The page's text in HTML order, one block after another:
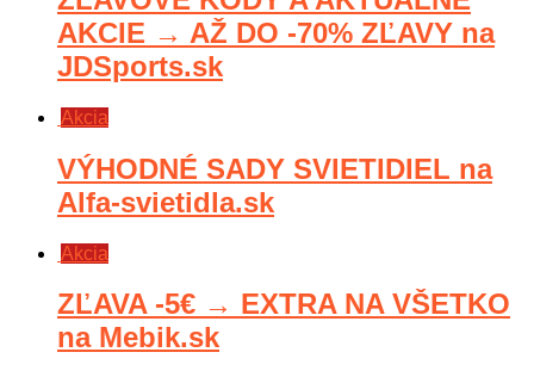
AKCIE → AŽ DO -70% ZĽAVY na
JDSports.sk
Akcia
VÝHODNÉ SADY SVIETIDIEL na
Alfa-svietidla.sk
Akcia
ZĽAVA -5€ → EXTRA NA VŠETKO
na Mebik.sk